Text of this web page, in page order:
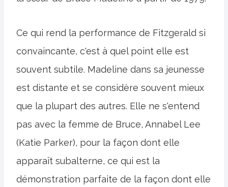
Ce qui rend la performance de Fitzgerald si
convaincante, c'est à quel point elle est
souvent subtile. Madeline dans sa jeunesse
est distante et se considère souvent mieux
que la plupart des autres. Elle ne s'entend
pas avec la femme de Bruce, Annabel Lee
(Katie Parker), pour la façon dont elle
apparaît subalterne, ce qui est la
démonstration parfaite de la façon dont elle